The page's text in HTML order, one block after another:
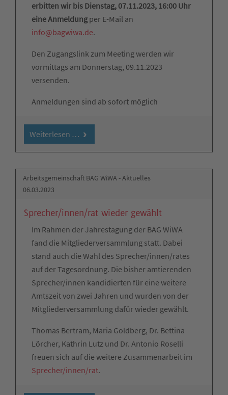
erbitten wir bis Dienstag, 07.11.2023, 16:00 Uhr
eine Anmeldungper E-Mail an
info@bagwiwa.de.
Den Zugangslink zum Meeting werden wir
vormittags am Donnerstag, 09.11.2023
versenden.
Anmeldungen sind ab sofort möglich
Weiterlesen …
Arbeitsgemeinschaft BAG WiWA - Aktuelles
06.03.2023
Sprecher/innen/rat wieder gewählt
Im Rahmen der Jahrestagung der BAG WiWA
fand die Mitgliederversammlung statt. Dabei
stand auch die Wahl des Sprecher/innen/rates
auf der Tagesordnung. Die bisher amtierenden
Sprecher/innen kandidierten für eine weitere
Amtszeit von zwei Jahren und wurden von der
Mitgliederversammlung dafür wieder gewählt.
Thomas Bertram, Maria Goldberg, Dr. Bettina
Lörcher, Kathrin Lutz und Dr. Antonio Roselli
freuen sich auf die weitere Zusammenarbeit im
Sprecher/innen/rat.